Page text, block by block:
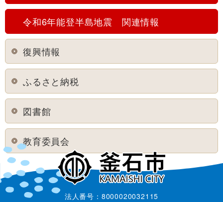
令和6年能登半島地震 関連情報
復興情報
ふるさと納税
図書館
教育委員会
法人番号：8000020032115